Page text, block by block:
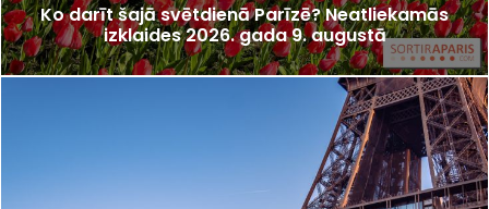
Ko darīt šajā svētdienā Parīzē? Neatliekamās
izklaides 2026. gada 9. augustā